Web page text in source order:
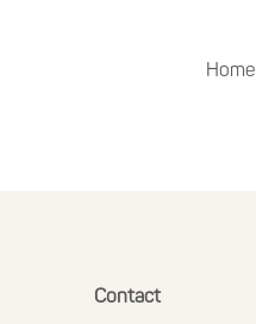
Home
Contact